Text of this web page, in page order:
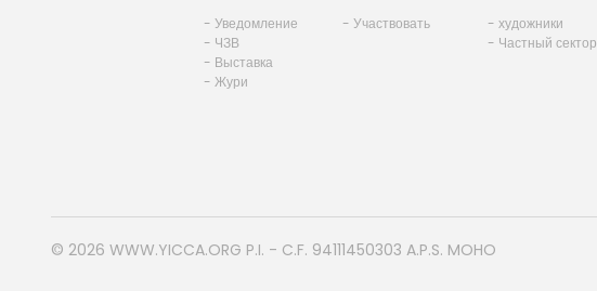
- Уведомление
- ЧЗВ
- Выставка
- Жури
- Участвовать
- художники
- Частный сектор
© 2026 WWW.YICCA.ORG P.I. - C.F. 94111450303 A.P.S. MOHO